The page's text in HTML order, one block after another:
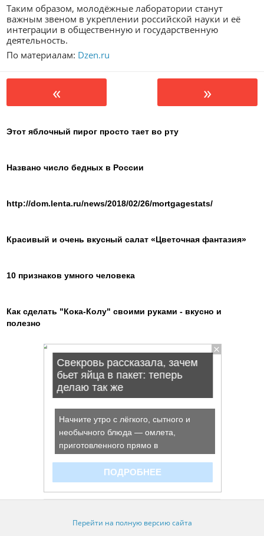
Таким образом, молодёжные лаборатории станут
важным звеном в укреплении российской науки и её
интеграции в общественную и государственную
деятельность.
По материалам: Dzen.ru
« »
Этот яблочный пирог просто тает во рту
Названо число бедных в России
http://dom.lenta.ru/news/2018/02/26/mortgagestats/
Красивый и очень вкусный салат «Цветочная фантазия»
10 признаков умного человека
Как сделать "Кока-Колу" своими руками - вкусно и
полезно
Перейти на полную версию сайта